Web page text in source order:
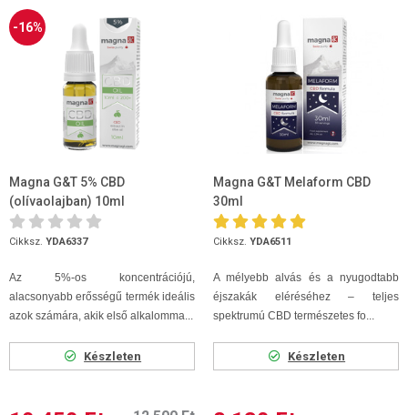
-16%
Magna G&T 5% CBD
(olívaolajban) 10ml
Cikksz. YDA6337
Az 5%-os koncentrációjú,
alacsonyabb erősségű termék ideális
azok számára, akik első alkalomma...
Készleten
Magna G&T Melaform CBD
30ml
Cikksz. YDA6511
A mélyebb alvás és a nyugodtabb
éjszakák eléréséhez – teljes
spektrumú CBD természetes fo...
Készleten